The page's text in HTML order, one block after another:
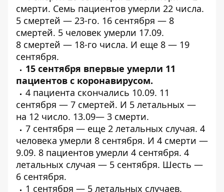
смерти. Семь пациентов умерли 22 числа.
5 смертей — 23-го. 16 сентября — 8
смертей. 5 человек умерли 17.09.
8 смертей — 18-го числа. И еще 8 — 19
сентября.
15 сентября впервые умерли 11
пациентов с коронавирусом.
4 пациента скончались 10.09. 11
сентября — 7 смертей. И 5 летальных —
на 12 число. 13.09— 3 смерти.
7 сентября — еще 2 летальных случая. 4
человека умерли 8 сентября. И 4 смерти —
9.09. 8 пациентов умерли 4 сентября. 4
летальных случая — 5 сентября. Шесть —
6 сентября.
1 сентября — 5 летальных случаев.